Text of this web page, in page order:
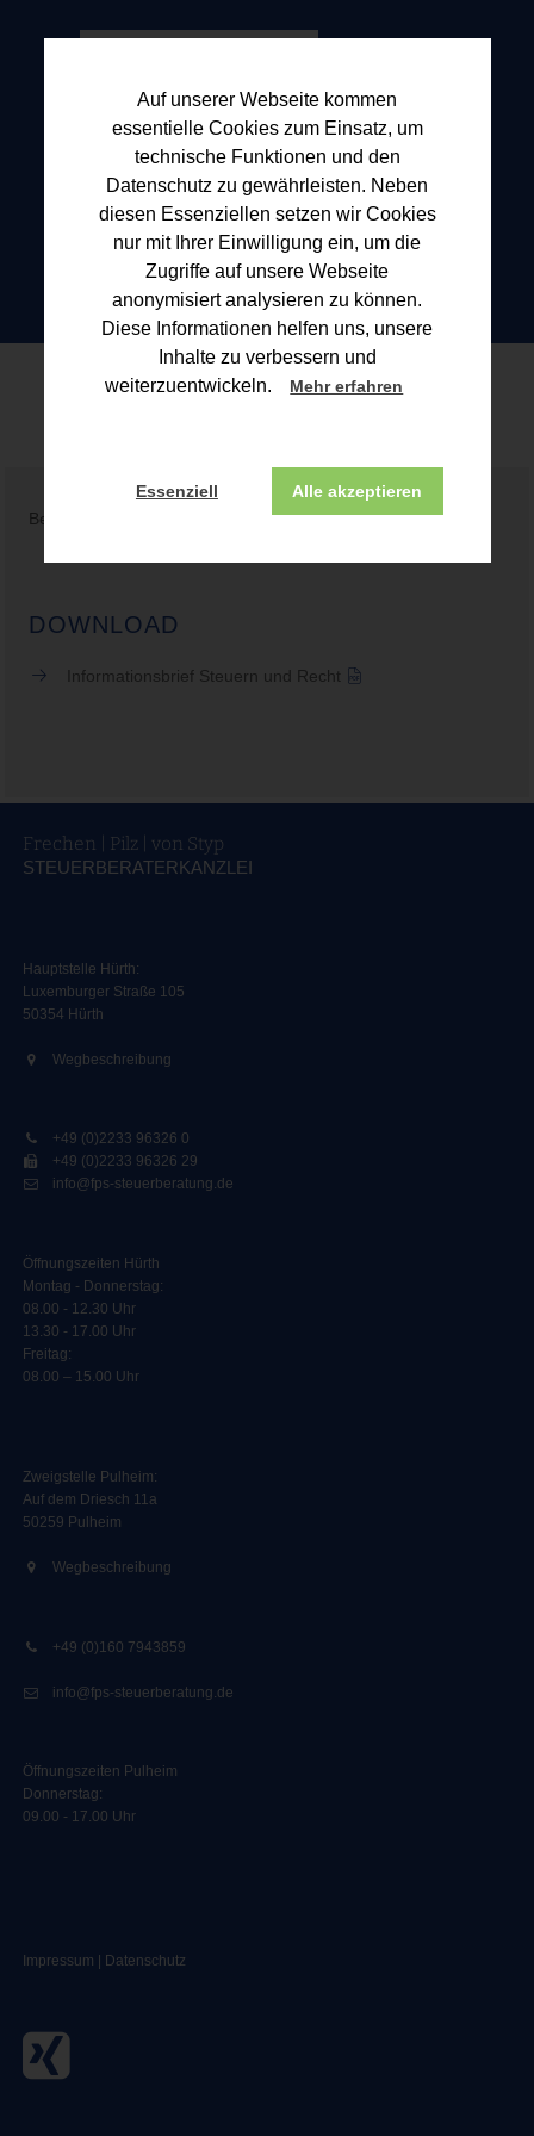
Auf unserer Webseite kommen
essentielle Cookies zum Einsatz, um
technische Funktionen und den
Datenschutz zu gewährleisten. Neben
diesen Essenziellen setzen wir Cookies
nur mit Ihrer Einwilligung ein, um die
Zugriffe auf unsere Webseite
anonymisiert analysieren zu können.
Diese Informationen helfen uns, unsere
Inhalte zu verbessern und
weiterzuentwickeln.
Mehr erfahren
Essenziell Alle akzeptieren
Blogbeitrag
Beitrag konnte nicht gefunden werden!
DOWNLOAD
Informationsbrief Steuern und Recht
Frechen | Pilz | von Styp
STEUERBERATERKANZLEI
Hauptstelle Hürth:
Luxemburger Straße 105
50354 Hürth
Wegbeschreibung
+49 (0)2233 96326 0
+49 (0)2233 96326 29
info@fps-steuerberatung.de
Öffnungszeiten Hürth
Montag - Donnerstag:
08.00 - 12.30 Uhr
13.30 - 17.00 Uhr
Freitag:
08.00 – 15.00 Uhr
Zweigstelle Pulheim:
Auf dem Driesch 11a
50259 Pulheim
Wegbeschreibung
+49 (0)160 7943859
info@fps-steuerberatung.de
Öffnungszeiten Pulheim
Donnerstag:
09.00 - 17.00 Uhr
Impressum Datenschutz